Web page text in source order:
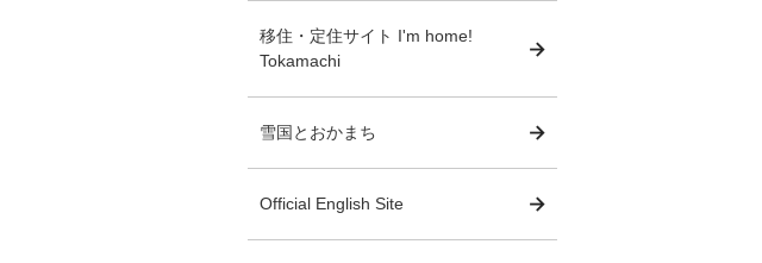
移住・定住サイト I'm home!
Tokamachi
雪国とおかまち
Official English Site